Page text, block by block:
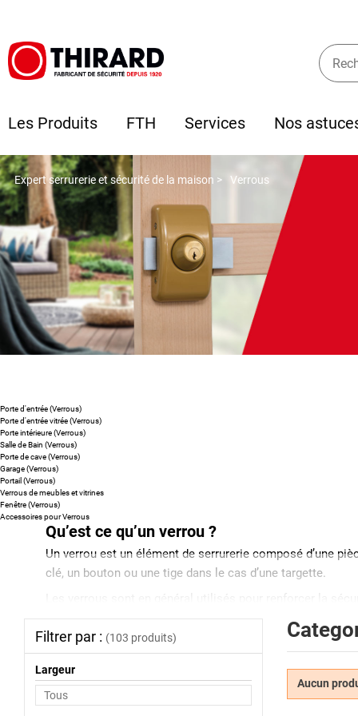
Les Produits FTH Services Nos
Expert serrurerie et sécurité de la maison > Verrous
Porte d'entrée (Verrous)
Porte d'entrée vitrée (Verrous)
Porte intérieure (Verrous)
Salle de Bain (Verrous)
Porte de cave (Verrous)
Garage (Verrous)
Portail (Verrous)
Verrous de meubles et vitrines
Fenêtre (Verrous)
Accessoires pour Verrous
Qu’est ce qu’un verrou ?
Un verrou est un élément de serrurerie composé d’une
clé, un bouton ou une tige dans le cas d’une targette.
Les verrous sont en général utilisés pour renforcer la
verrou multipoint, le verrou n’a pas de “ main ” et peut
verrou : 40 mm, 45 mm (standard), 50 mm …
Comme il existe différentes sortes de serrures, il existe
le verrou à bouton
Aucun
Filtrer par : (103 produits)
Largeur